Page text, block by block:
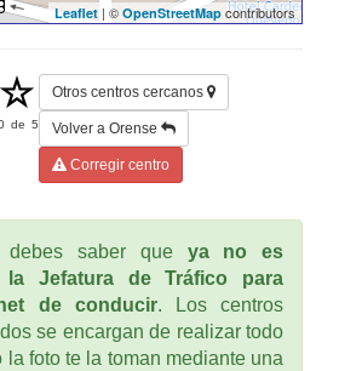
Leaflet | © OpenStreetMap contributors
de5
Otros centros cercanos
Volver a Orense
Corregir centro
saber que ya no es
Jefatura de Tráfico para
de conducir. Los centros
se encargan de realizar todo
la foto te la toman mediante una